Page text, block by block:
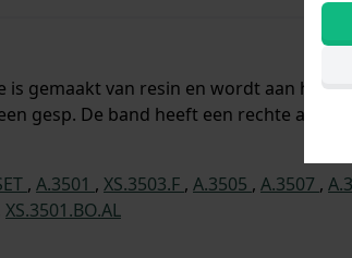
is gemaakt van resin en wordt aan het
gesp. De band heeft een rechte
, A.3501 , XS.3503.F , A.3505 , A.3507 ,
XS.3501.BO.AL